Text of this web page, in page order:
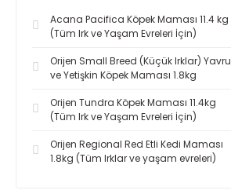
Acana Pacifica Köpek Maması 11.4 kg
(Tüm Irk ve Yaşam Evreleri İçin)
Orijen Small Breed (Küçük Irklar) Yavru
ve Yetişkin Köpek Maması 1.8kg
Orijen Tundra Köpek Maması 11.4kg
(Tüm Irk ve Yaşam Evreleri İçin)
Orijen Regional Red Etli Kedi Maması
1.8kg (Tüm Irklar ve yaşam evreleri)